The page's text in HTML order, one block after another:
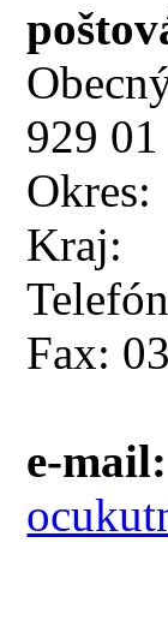
929
Kraj:
Fax:
e-mail: